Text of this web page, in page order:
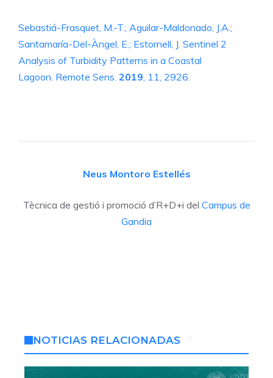
Sebastiá-Frasquet, M.-T.; Aguilar-Maldonado, J.A.;
Santamaría-Del-Àngel, E.; Estornell, J. Sentinel 2
Analysis of Turbidity Patterns in a Coastal
Lagoon. Remote Sens. 2019, 11, 2926.
Neus Montoro Estellés
Tècnica de gestió i promoció d’R+D+i del Campus de
Gandia
NOTICIAS RELACIONADAS